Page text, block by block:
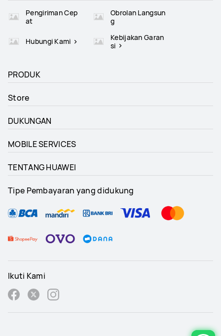
Pengiriman Cep
at
Obrolan Langsun
g
Hubungi Kami
Kebijakan Garan
si
PRODUK
Store
DUKUNGAN
MOBILE SERVICES
TENTANG HUAWEI
Tipe Pembayaran yang didukung
Ikuti Kami